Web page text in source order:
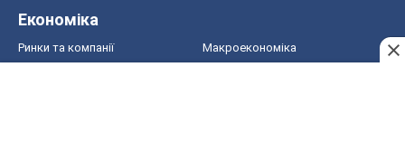
Економіка
Ринки та компанії Макроекономіка